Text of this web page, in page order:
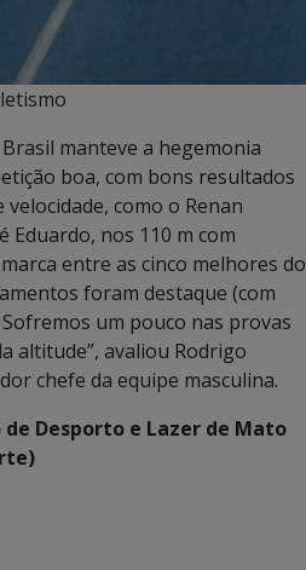
manteve a hegemonia
boa, com bons resultados
como o Renan
Eduardo, nos 110 m com
entre as cinco melhores do
foram destaque (com
um pouco nas provas
altitude”, avaliou Rodrigo
chefe da equipe masculina.
de Desporto e Lazer de Mato